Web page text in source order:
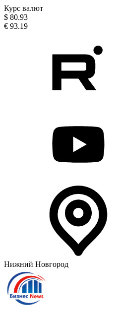
Курс валют
$ 80.93
€ 93.19
Нижний Новгород